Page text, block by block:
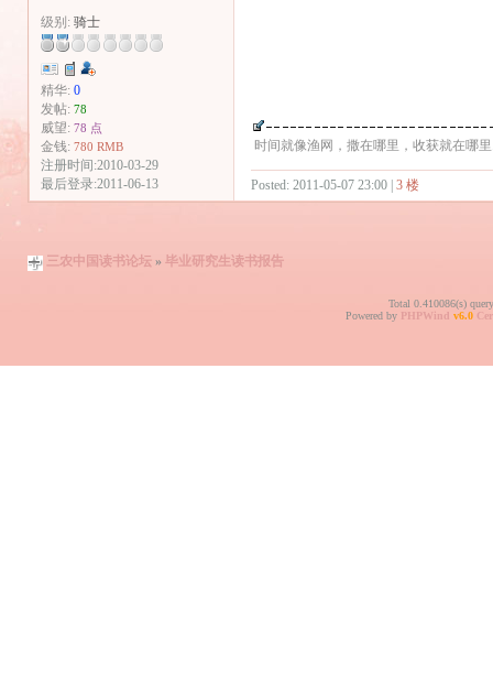
级别: 骑士
精华: 0
发帖: 78
威望: 78 点
金钱: 780 RMB
注册时间:2010-03-29
最后登录:2011-06-13
时间就像渔网，撒在哪里，收获就在哪里
Posted: 2011-05-07 23:00 | 3 楼
三农中国读书论坛 » 毕业研究生读书报告
Total 0.410086(s)
Powered by PHPWind v6.0